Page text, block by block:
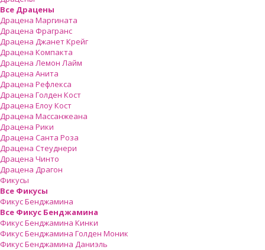
Все Драцены
Драцена Маргината
Драцена Фрагранс
Драцена Джанет Крейг
Драцена Компакта
Драцена Лемон Лайм
Драцена Анита
Драцена Рефлекса
Драцена Голден Кост
Драцена Елоу Кост
Драцена Массанжеана
Драцена Рики
Драцена Санта Роза
Драцена Стеуднери
Драцена Чинто
Драцена Драгон
Фикусы
Все Фикусы
Фикус Бенджамина
Все Фикус Бенджамина
Фикус Бенджамина Кинки
Фикус Бенджамина Голден Моник
Фикус Бенджамина Даниэль